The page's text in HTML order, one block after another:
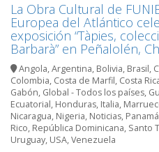
La Obra Cultural de
Europea del Atlántico
exposición “Tàpies,
Barbarà” en Peñalolén,
Angola,Argentina, Bolivia, Brasil,
Colombia, Costa de Marfil, Costa
Gabón, Global - Todos los países,
Ecuatorial, Honduras, Italia,
Nicaragua, Nigeria, Noticias, Panamá
Rico, República Dominicana, Santo
Uruguay, USA,Venezuela